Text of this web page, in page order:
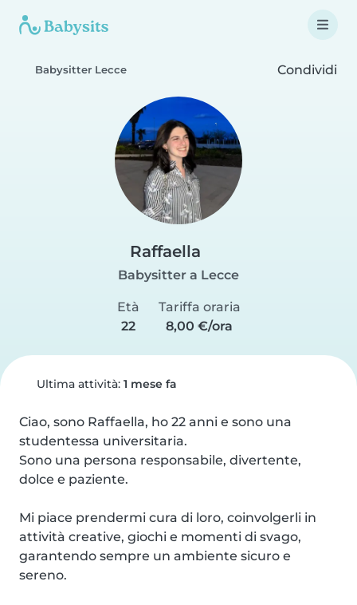
Babysitter Lecce Condividi
Raffaella
Babysitter a Lecce
Età
22
Tariffa oraria
8,00 €/ora
Ultima attività: 1 mese fa
Ciao, sono Raffaella, ho 22 anni e sono una
studentessa universitaria.
Sono una persona responsabile, divertente,
dolce e paziente.
Mi piace prendermi cura di loro, coinvolgerli in
attività creative, giochi e momenti di svago,
garantendo sempre un ambiente sicuro e
sereno.